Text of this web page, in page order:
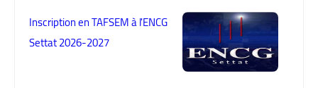
Inscription en TAFSEM à l'ENCG
Settat 2026-2027